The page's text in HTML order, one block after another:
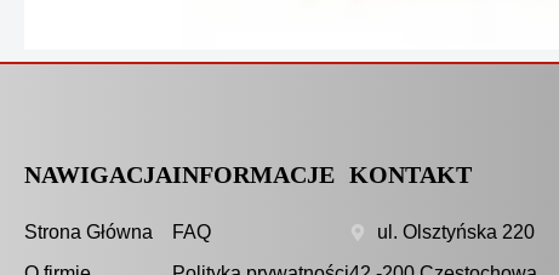
NAWIGACJA
Strona Główna
INFORMACJE
FAQ
KONTAKT
ul. Olsztyńska 220